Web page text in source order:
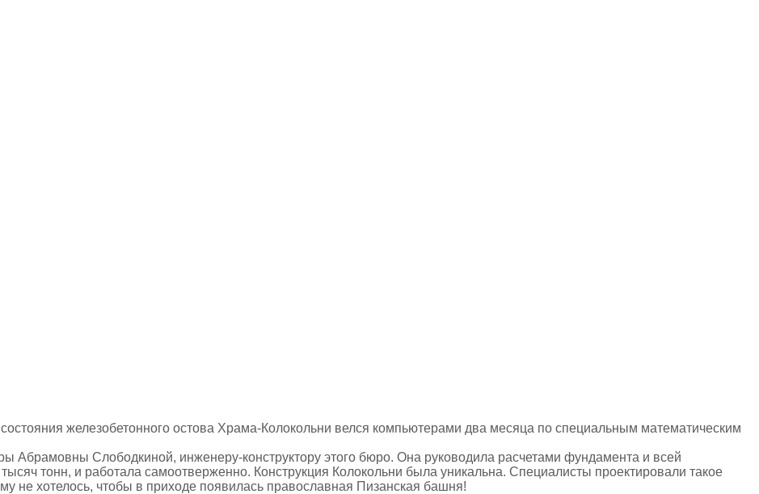
состояния железобетонного остова Храма-Колокольни велся компьютерами два месяца по специальным математическим
Абрамовны Слободкиной, инженеру-конструктору этого бюро. Она руководила расчетами фундамента и всей
тонн, и работала самоотверженно. Конструкция Колокольни была уникальна. Специалисты проектировали такое
не хотелось, чтобы в приходе появилась православная Пизанская башня!